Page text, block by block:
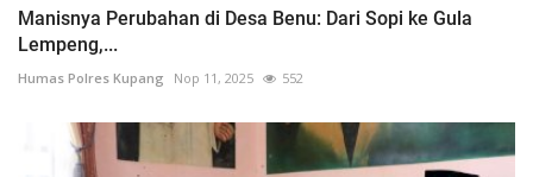
Manisnya Perubahan di Desa Benu: Dari Sopi ke Gula
Lempeng,...
Humas Polres Kupang Nop 11, 2025 552